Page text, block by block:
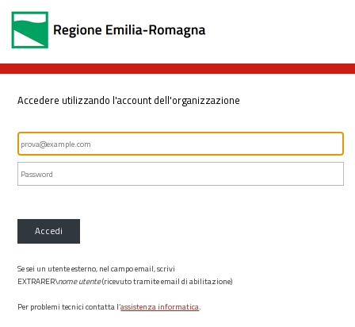
Accedere utilizzando l'account dell'organizzazione
Accedi
Se sei un utente esterno, nel campo email, scrivi
EXTRARER\nome utente(ricevuto tramite email di abilitazione)
Per problemi tecnici contatta l’assistenza informatica.